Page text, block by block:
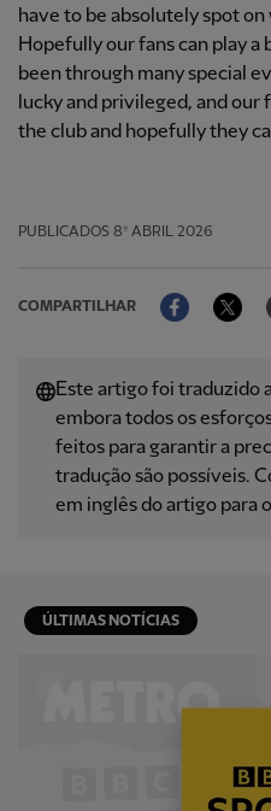
have to be absolutely spot
Hopefully our fans can play a
been through many special
lucky and privileged, and our
the club and hopefully they
PUBLICADOS 8º ABRIL 2026
COMPARTILHAR
Facebook
Este artigo foi traduzido
embora todos os
feitos para garantir a
tradução são possíveis.
em inglês do artigo para
ÚLTIMAS NOTÍCIAS